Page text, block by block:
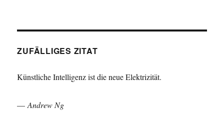
ZUFÄLLIGES ZITAT
Künstliche Intelligenz ist die neue Elektrizität.
—Andrew Ng